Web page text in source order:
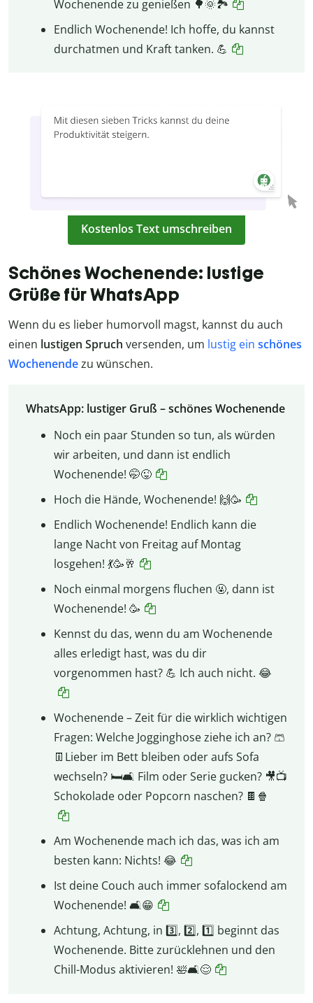
Wochenende zu genießen 🌳🌞🏞️
Endlich Wochenende! Ich hoffe, du kannst
durchatmen und Kraft tanken. 💪
Kostenlos Text umschreiben
Schönes Wochenende: lustige
Grüße für WhatsApp
Wenn du es lieber humorvoll magst, kannst du auch
einen lustigen Spruch versenden, um lustig ein schönes
Wochenendezu wünschen.
WhatsApp: lustiger Gruß – schönes Wochenende
Noch ein paar Stunden so tun, als würden
wir arbeiten, und dann ist endlich
Wochenende! 🤭😜
Hoch die Hände, Wochenende! 🙌🥳
Endlich Wochenende! Endlich kann die
lange Nacht von Freitag auf Montag
losgehen! 💃🥳🥂
Noch einmal morgens fluchen 🤬, dann ist
Wochenende! 🥳
Kennst du das, wenn du am Wochenende
alles erledigt hast, was du dir
vorgenommen hast? 💪 Ich auch nicht. 😂
Wochenende – Zeit für die wirklich wichtigen
Fragen: Welche Jogginghose ziehe ich an? 🩳
👖Lieber im Bett bleiben oder aufs Sofa
wechseln? 🛏️🛋️ Film oder Serie gucken? 🎥📺
Schokolade oder Popcorn naschen? 🍫🍿
Am Wochenende mach ich das, was ich am
besten kann: Nichts! 😂
Ist deine Couch auch immer sofalockend am
Wochenende! 🛋️😁
Achtung, Achtung, in 3️⃣, 2️⃣, 1️⃣ beginnt das
Wochenende. Bitte zurücklehnen und den
Chill-Modus aktivieren! 🛀🛋️😌